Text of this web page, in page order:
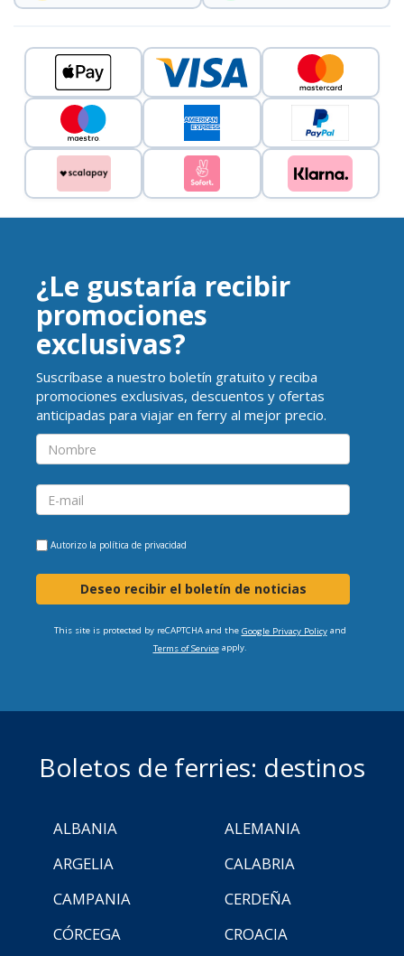
¿Le gustaría recibir
promociones
exclusivas?
Suscríbase a nuestro boletín gratuito y reciba
promociones exclusivas, descuentos y ofertas
anticipadas para viajar en ferry al mejor precio.
Autorizo la política de privacidad
Deseo recibir el boletín de noticias
This site is protected by reCAPTCHA and the Google Privacy Policyand
Terms of Serviceapply.
Boletos de ferries: destinos
ALBANIA
ALEMANIA
ARGELIA
CALABRIA
CAMPANIA
CERDEÑA
CÓRCEGA
CROACIA